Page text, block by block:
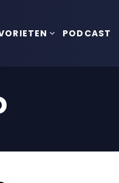
PODCAST